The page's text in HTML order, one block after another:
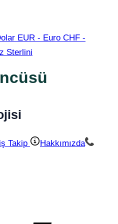
EUR - Euro CHF -
Sterlini
Takip
Hakkımızda